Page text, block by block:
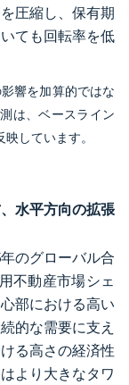
圧縮し、保有期
ても回転率を低
響を加算的ではな
は、ベースライン
しています。
水平方向の拡張
のグローバル合
不動産市場シェ
部における高い
的な需要に支え
る高さの経済性
より大きなタワ